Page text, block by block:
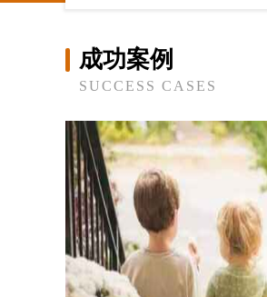
成功案例
SUCCESS CASES